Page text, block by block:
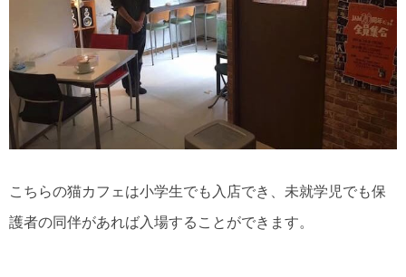
こちらの猫カフェは小学生でも入店でき、未就学児でも保
護者の同伴があれば入場することができます。